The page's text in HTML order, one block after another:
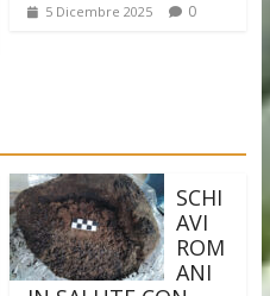
5 Dicembre 2025 0
SCHI
AVI
ROM
ANI